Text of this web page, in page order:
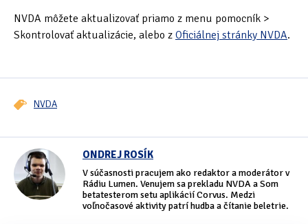
NVDA môžete aktualizovať priamo z menu pomocník >
Skontrolovať aktualizácie, alebo z Oficiálnej stránky NVDA.
NVDA
ONDREJ ROSÍK
V súčasnosti pracujem ako redaktor a moderátor v
Rádiu Lumen. Venujem sa prekladu NVDA a Som
betatesterom setu aplikácií Corvus. Medzi
voľnočasové aktivity patrí hudba a čítanie beletrie.